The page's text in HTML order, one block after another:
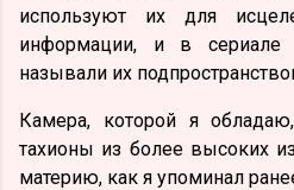
используют их для
информации, и в сериале
называли их
Камера, которой я
тахионы из более высоких
материю, как я упоминал